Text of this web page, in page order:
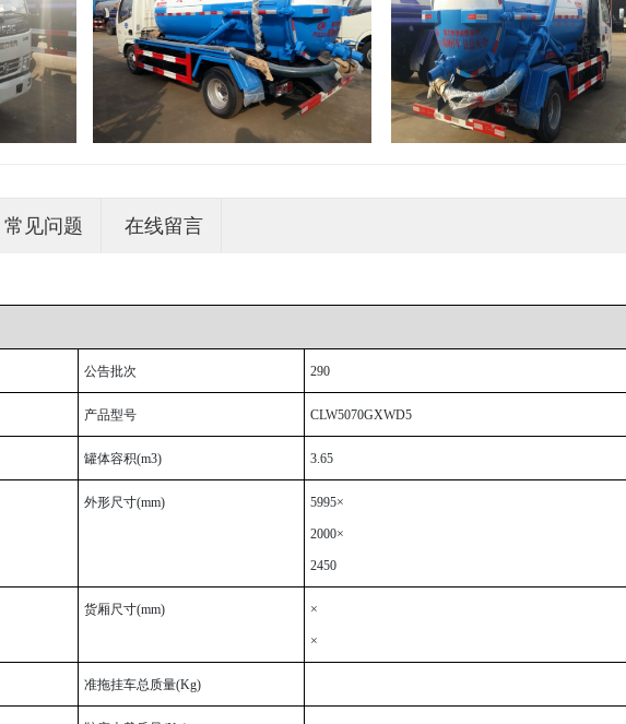
常见问题 在线留言
公告批次 290
产品型号 CLW5070GXWD5
罐体容积(m3) 3.65
外形尺寸(mm) 5995×
2000×
2450
货厢尺寸(mm) ×
×
准拖挂车总质量(Kg)